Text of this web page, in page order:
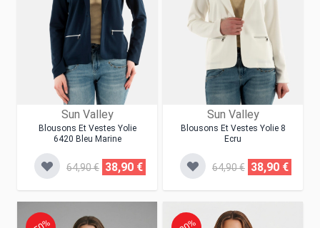
Sun Valley
Blousons Et Vestes Yolie
6420 Bleu Marine
64,90 € 38,90 €
Sun Valley
Blousons Et Vestes Yolie 8
Ecru
64,90 € 38,90 €